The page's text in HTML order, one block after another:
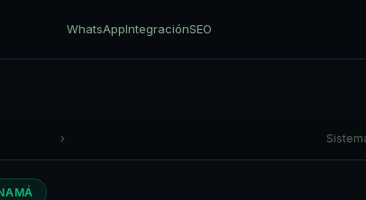
WhatsAppIntegraciónSEO
›